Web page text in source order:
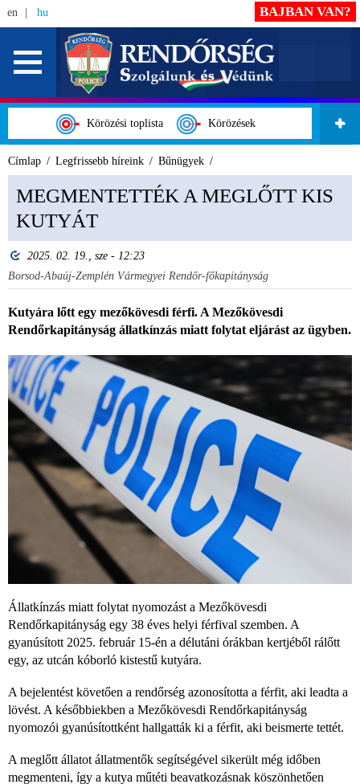
en hu
Körözési toplista Körözések
BAJBAN VAN?
Címlap Legfrissebb híreink Bűnügyek
MEGMENTETTÉK A MEGLŐTT KIS
KUTYÁT
2025. 02. 19., sze - 12:23
Borsod-Abaúj-Zemplén Vármegyei Rendőr-főkapitányság
Kutyára lőtt egy mezőkövesdi férfi. A Mezőkövesdi
Rendőrkapitányság állatkínzás miatt folytat eljárást az ügyben.
Állatkínzás miatt folytat nyomozást a Mezőkövesdi
Rendőrkapitányság egy 38 éves helyi férfival szemben. A
gyanúsított 2025. február 15-én a délutáni órákban kertjéből rálőtt
egy, az utcán kóborló kistestű kutyára.
A bejelentést követően a rendőrség azonosította a férfit, aki leadta a
lövést. A későbbiekben a Mezőkövesdi Rendőrkapitányság
nyomozói gyanúsítottként hallgatták ki a férfit, aki beismerte tettét.
A meglőtt állatot állatmentők segítségével sikerült még időben
megmenteni, így a kutya műtéti beavatkozásnak köszönhetően